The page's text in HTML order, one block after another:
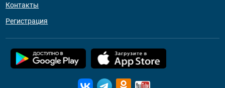
Контакты
Регистрация